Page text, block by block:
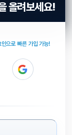
올려보세요!
인으로 빠른 가입 가능!